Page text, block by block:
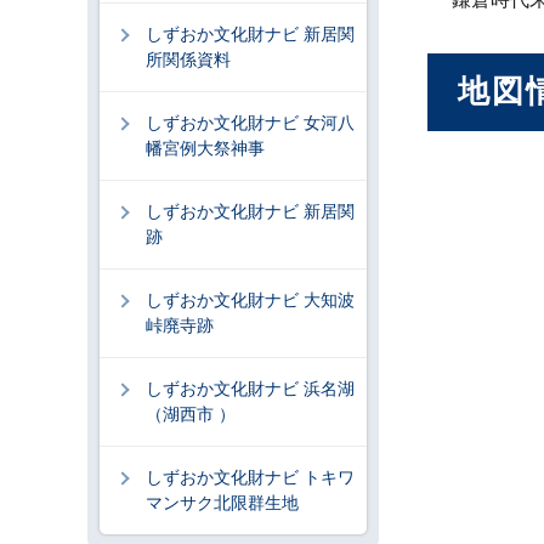
地図
しずおか文化財ナビ 新居関
所関係資料
しずおか文化財ナビ 女河八
幡宮例大祭神事
しずおか文化財ナビ 新居関
跡
しずおか文化財ナビ 大知波
峠廃寺跡
しずおか文化財ナビ 浜名湖
（湖西市 ）
しずおか文化財ナビ トキワ
マンサク北限群生地